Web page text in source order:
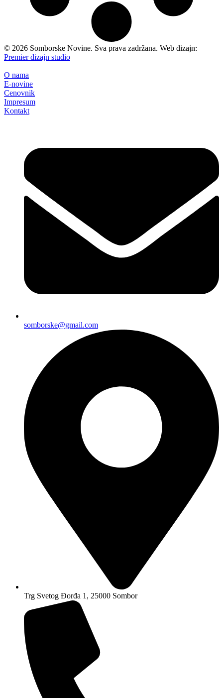
© 2026 Somborske Novine. Sva prava zadržana. Web dizajn:
Premier dizajn studio
O nama
E-novine
Cenovnik
Impresum
Kontakt
somborske@gmail.com
Trg Svetog Đorđa 1, 25000 Sombor